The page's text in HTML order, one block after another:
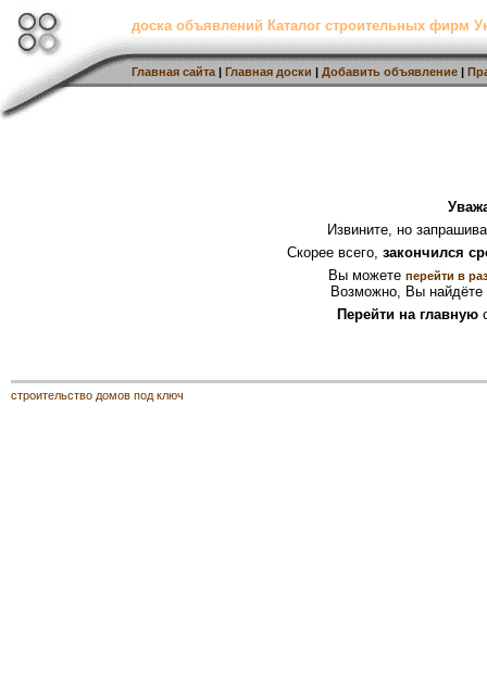
доска объявлений Каталог строительных фирм
Главная сайта | Главная доски | Добавить объявление |
Извините, но
Скорее всего, закончился
Вы можете перейти в
Возможно, Вы найдёте
Перейти на главную
строительство домов под ключ